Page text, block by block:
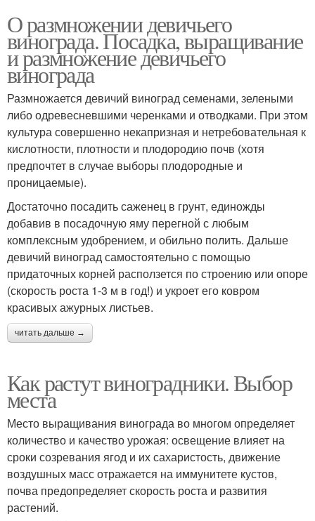
О размножении девичьего
винограда. Посадка, выращивание
и размножение девичьего
винограда
Размножается девичий виноград семенами, зелеными
либо одревесневшими черенками и отводками. При этом
культура совершенно некапризная и нетребовательная к
кислотности, плотности и плодородию почв (хотя
предпочтет в случае выборы плодородные и
проницаемые).
Достаточно посадить саженец в грунт, единожды
добавив в посадочную яму перегной с любым
комплексным удобрением, и обильно полить. Дальше
девичий виноград самостоятельно с помощью
придаточных корней расползется по строению или опоре
(скорость роста 1-3 м в год!) и укроет его ковром
красивых ажурных листьев.
читать дальше →
Как растут виноградники. Выбор
места
Место выращивания винограда во многом определяет
количество и качество урожая: освещение влияет на
сроки созревания ягод и их сахаристость, движение
воздушных масс отражается на иммунитете кустов,
почва предопределяет скорость роста и развития
растений.